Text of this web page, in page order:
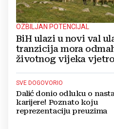
OZBILJAN POTENCIJAL
BiH ulazi u novi val
tranzicija mora
životnog vijeka
SVE DOGOVORIO
Dalić donio odluku o
karijere! Poznato koju
reprezentaciju preuzima